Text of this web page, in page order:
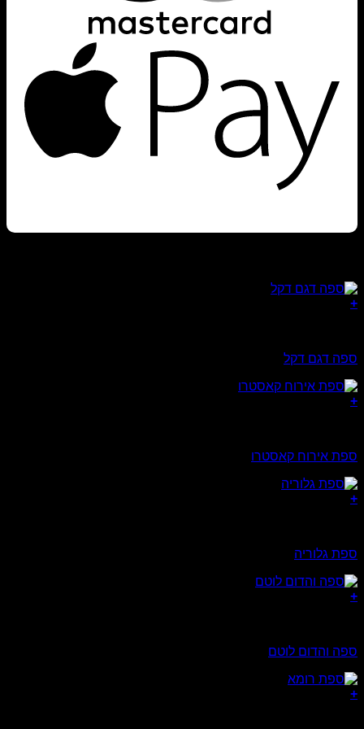
+
ספה דגם דקל
+
ספת אירוח קאסטרו
+
ספת גלוריה
+
ספה והדום לוטם
+